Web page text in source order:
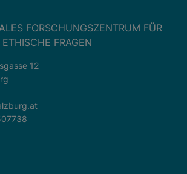
FORSCHUNGSZENTRUM FÜR
FRAGEN
12